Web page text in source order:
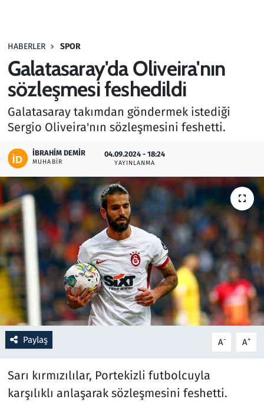
HABERLER SPOR
Galatasaray'da Oliveira'nın
sözleşmesi feshedildi
Galatasaray takımdan göndermek istediği
Sergio Oliveira'nın sözleşmesini feshetti.
İBRAHIM DEMIR
MUHABIR
04.09.2024 - 18:24
YAYINLANMA
Paylaş A- A+
Sarı kırmızılılar, Portekizli futbolcuyla
karşılıklı anlaşarak sözleşmesini feshetti.
Haber
Kültür Sanat
Kurumsal Haberler
Otomobil
Oyun
Ramazan
Resmi İlanlar
Rüya Tabirleri
Sağlık
Savunma Sanayi